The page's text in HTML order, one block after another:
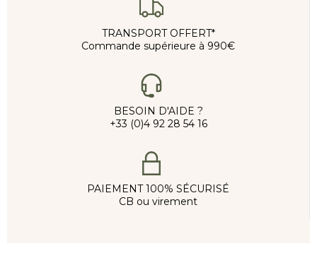
TRANSPORT OFFERT*
Commande supérieure à 990€
BESOIN D'AIDE ?
+33 (0)4 92 28 54 16
PAIEMENT 100% SÉCURISÉ
CB ou virement